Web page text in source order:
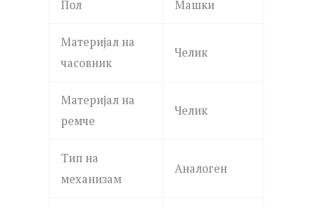
Пол Машки
Материјал на
часовник
Челик
Материјал на
ремче
Челик
Тип на
механизам
Аналоген